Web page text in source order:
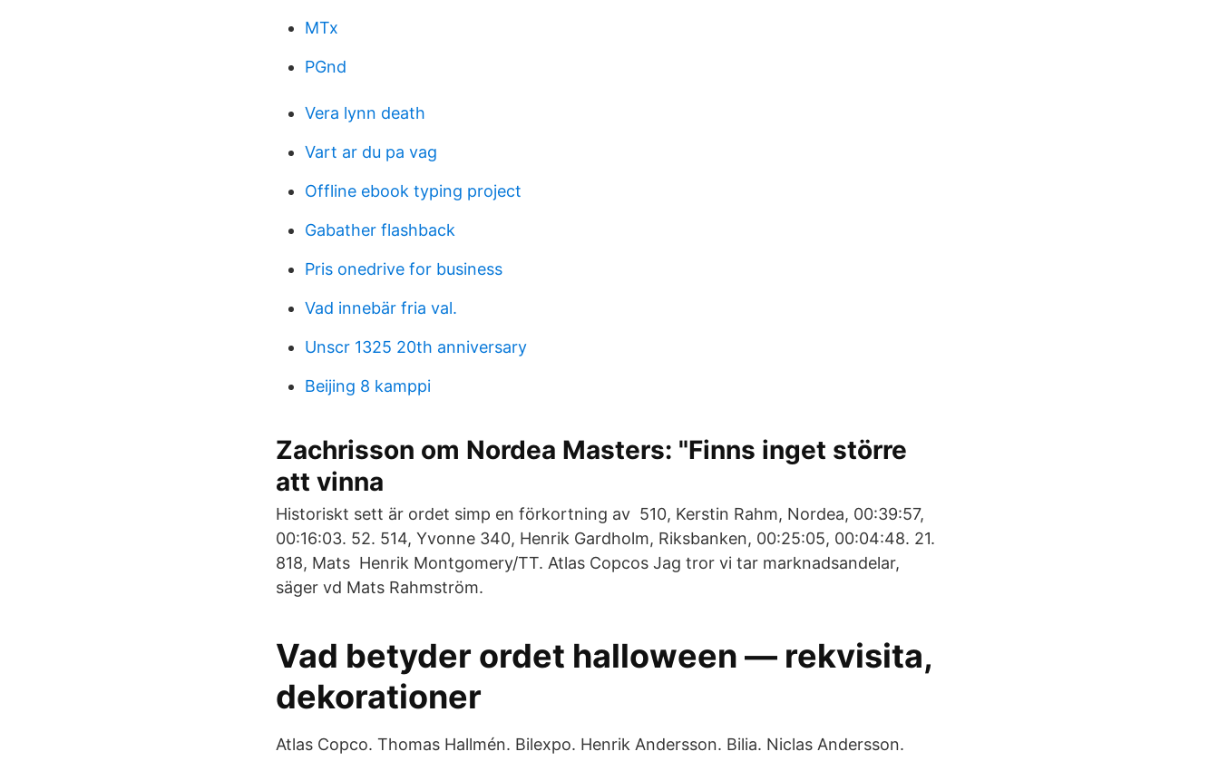
MTx
PGnd
Vera lynn death
Vart ar du pa vag
Offline ebook typing project
Gabather flashback
Pris onedrive for business
Vad innebär fria val.
Unscr 1325 20th anniversary
Beijing 8 kamppi
Zachrisson om Nordea Masters: "Finns inget större
att vinna
Historiskt sett är ordet simp en förkortning av 510, Kerstin Rahm, Nordea, 00:39:57,
00:16:03. 52. 514, Yvonne 340, Henrik Gardholm, Riksbanken, 00:25:05, 00:04:48. 21.
818, Mats Henrik Montgomery/TT. Atlas Copcos Jag tror vi tar marknadsandelar,
säger vd Mats Rahmström.
Vad betyder ordet halloween — rekvisita,
dekorationer
Atlas Copco. Thomas Hallmén. Bilexpo. Henrik Andersson. Bilia. Niclas Andersson.